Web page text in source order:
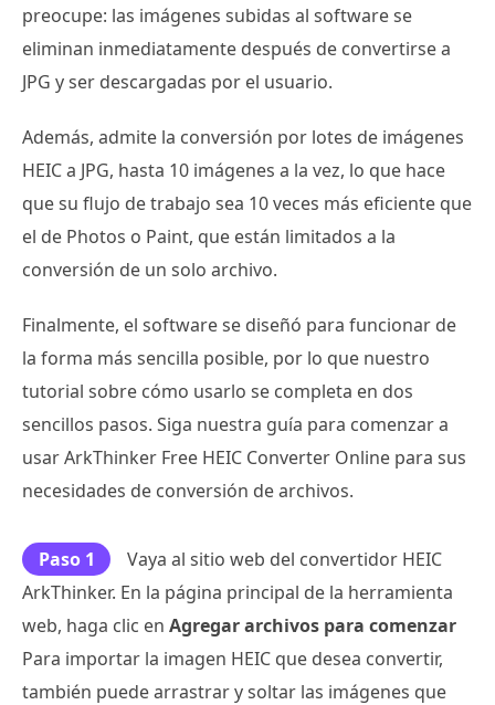
preocupe: las imágenes subidas al software se
eliminan inmediatamente después de convertirse a
JPG y ser descargadas por el usuario.
Además, admite la conversión por lotes de imágenes
HEIC a JPG, hasta 10 imágenes a la vez, lo que hace
que su flujo de trabajo sea 10 veces más eficiente que
el de Photos o Paint, que están limitados a la
conversión de un solo archivo.
Finalmente, el software se diseñó para funcionar de
la forma más sencilla posible, por lo que nuestro
tutorial sobre cómo usarlo se completa en dos
sencillos pasos. Siga nuestra guía para comenzar a
usar ArkThinker Free HEIC Converter Online para sus
necesidades de conversión de archivos.
Paso 1
Vaya al sitio web del convertidor HEIC
ArkThinker. En la página principal de la herramienta
web, haga clic en Agregar archivos para comenzar
Para importar la imagen HEIC que desea convertir,
también puede arrastrar y soltar las imágenes que